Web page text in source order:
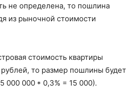
не определена, то пошлина
из рыночной стоимости
стоимость квартиры
то размер пошлины будет
000 000 * 0,3% = 15 000).